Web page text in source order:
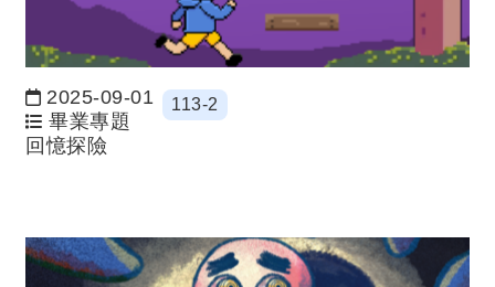
日期：
2025-09-01
畢業專題
113-2
回憶探險